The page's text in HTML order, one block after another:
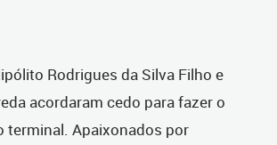
Rodrigues da Silva Filho e
acordaram cedo para fazer o
terminal. Apaixonados por